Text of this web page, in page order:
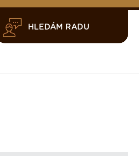
HLEDÁM RADU